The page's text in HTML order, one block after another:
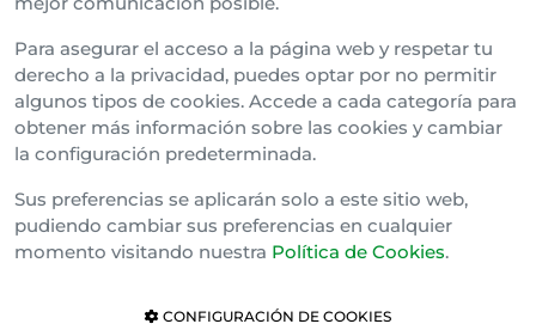
Bizkai Buru Batzar
Gipuzko Buru Batzar
Ipar Buru Batzar
Napar Buru Batzar
Para asegurar el acceso a la página web y respetar tu
derecho a la privacidad, puedes optar por no permitir
algunos tipos de cookies. Accede a cada categoría para
obtener más información sobre las cookies y cambiar
la configuración predeterminada.
Sus preferencias se aplicarán solo a este sitio web,
pudiendo cambiar sus preferencias en cualquier
momento visitando nuestra Política de Cookies.
CONFIGURACIÓN DE COOKIES